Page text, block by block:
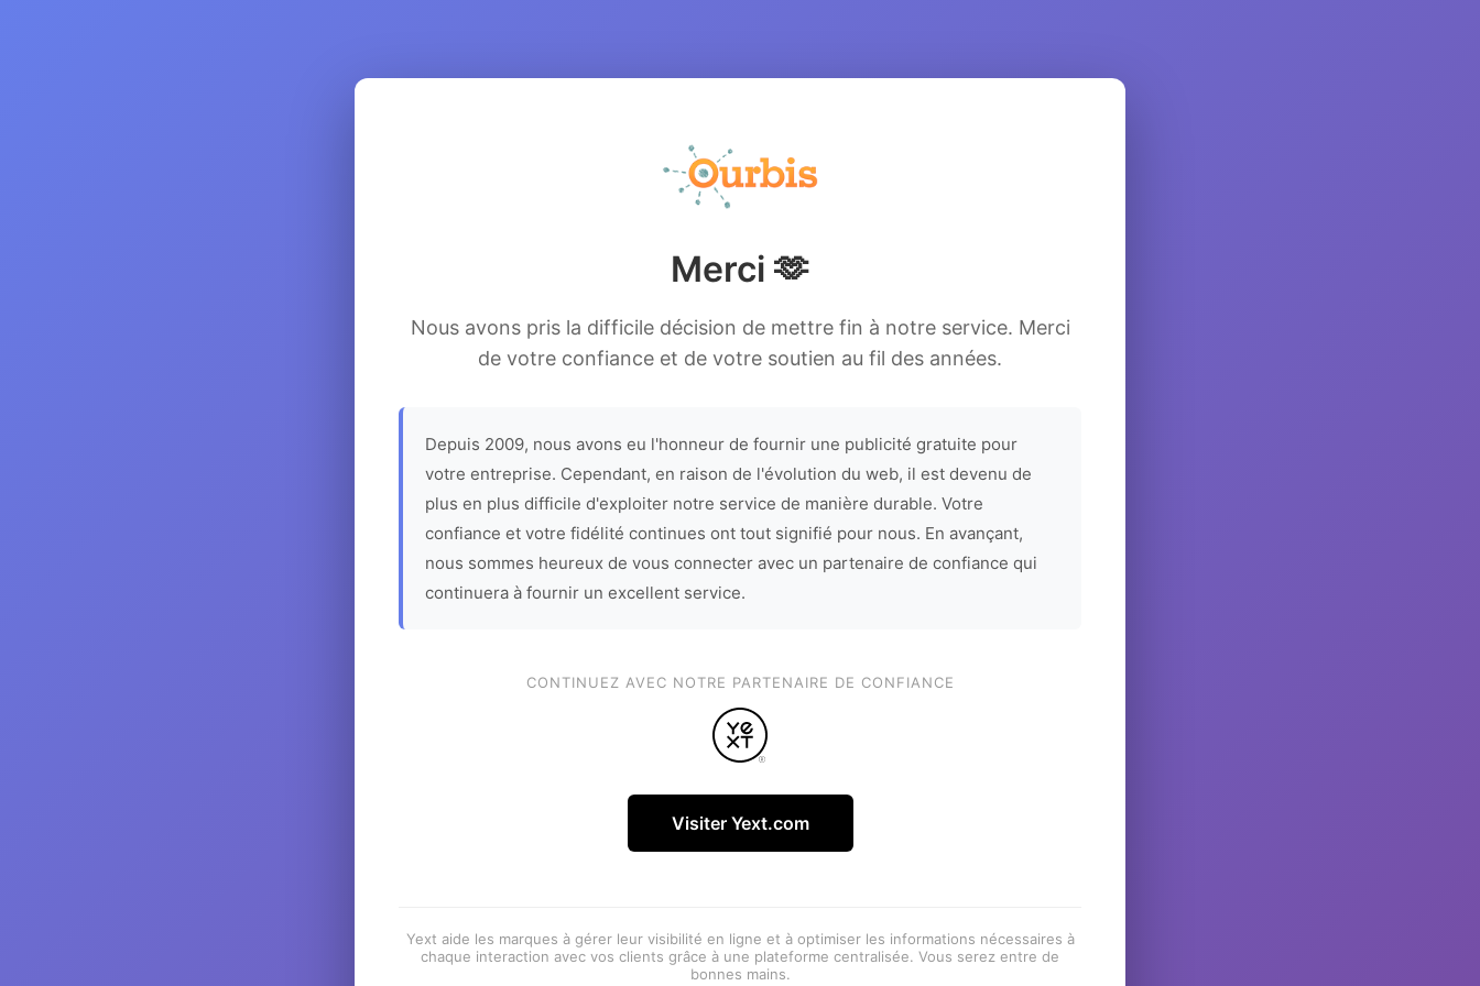
Merci 🫶
Nous avons pris la difficile décision de mettre fin à notre service. Merci
de votre confiance et de votre soutien au fil des années.
Depuis 2009, nous avons eu l'honneur de fournir une publicité gratuite pour
votre entreprise. Cependant, en raison de l'évolution du web, il est devenu de
plus en plus difficile d'exploiter notre service de manière durable. Votre
confiance et votre fidélité continues ont tout signifié pour nous. En avançant,
nous sommes heureux de vous connecter avec un partenaire de confiance qui
continuera à fournir un excellent service.
CONTINUEZ AVEC NOTRE PARTENAIRE DE CONFIANCE
Visiter Yext.com
Yext aide les marques à gérer leur visibilité en ligne et à optimiser les informations nécessaires à
chaque interaction avec vos clients grâce à une plateforme centralisée. Vous serez entre de
bonnes mains.